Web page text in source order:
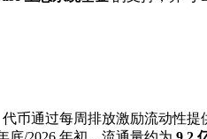
代币通过每周排放激励流动性提